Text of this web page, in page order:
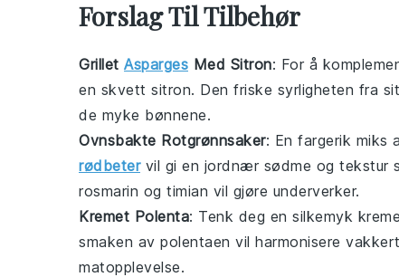
Forslag Til Tilbehør
Grillet Asparges Med Sitron: For å
en skvett sitron. Den friske syrligheten fra
de myke bønnene.
Ovnsbakte Rotgrønnsaker: En fargerik miks
rødbetervil gi en jordnær sødme og tekstur
rosmarin og timian vil gjøre underverker.
Kremet Polenta: Tenk deg en silkemyk
smaken av polentaen vil harmonisere
matopplevelse.